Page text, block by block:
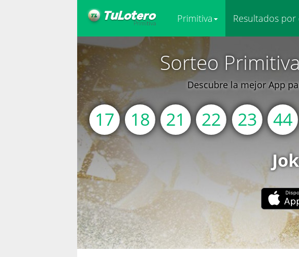
Primitiva Resultados por
Sorteo
Descubre la mejor App
17 18 21 22 23 44